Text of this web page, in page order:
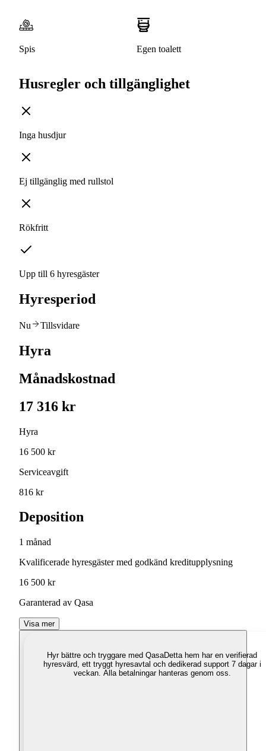
Spis Egen toalett
Husregler och tillgänglighet
Inga husdjur
Ej tillgänglig med rullstol
Rökfritt
Upp till 6 hyresgäster
Hyresperiod
Nu Tillsvidare
Hyra
Månadskostnad
17 316 kr
Hyra
16 500 kr
Serviceavgift
816 kr
Deposition
1 månad
Kvalificerade hyresgäster med godkänd kreditupplysning
16 500 kr
Garanterad av Qasa
Visa mer
Hyr bättre och tryggare med QasaDetta hem har en verifierad
hyresvärd, ett tryggt hyresavtal och dedikerad support 7 dagar i
veckan. Alla betalningar hanteras genom oss.